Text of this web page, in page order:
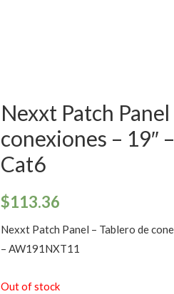
Nexxt Patch
conexiones – 19″
Cat6
$113.36
Nexxt Patch Panel – Tablero de
– AW191NXT11
Out of stock